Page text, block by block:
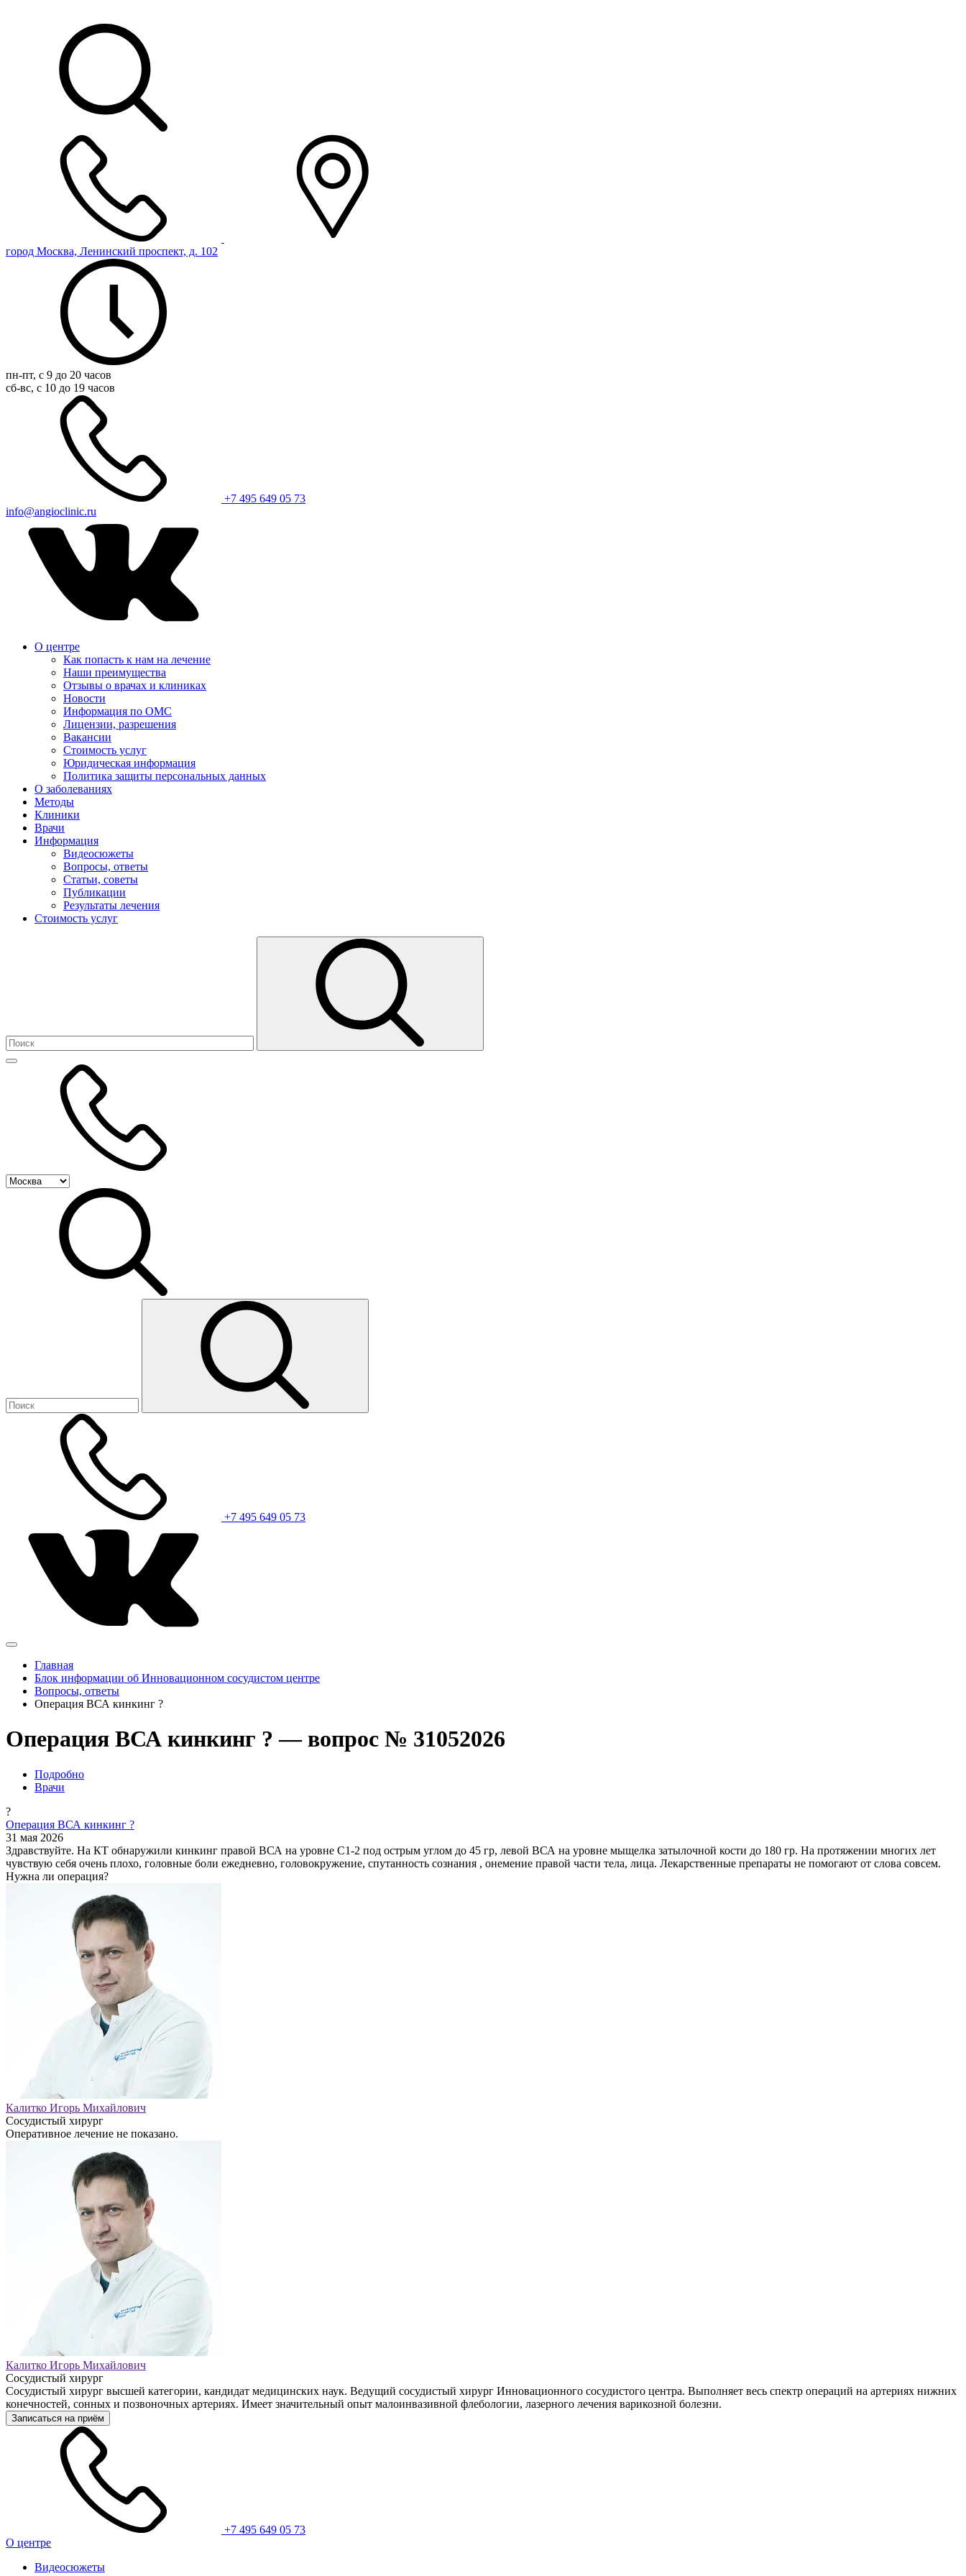
город Москва, Ленинский проспект, д. 102
пн-пт, с 9 до 20 часов
сб-вс, с 10 до 19 часов
+7 495 649 05 73
info@angioclinic.ru
О центре
Как попасть к нам на лечение
Наши преимущества
Отзывы о врачах и клиниках
Новости
Информация по ОМС
Лицензии, разрешения
Вакансии
Стоимость услуг
Юридическая информация
Политика защиты персональных данных
О заболеваниях
Методы
Клиники
Врачи
Информация
Видеосюжеты
Вопросы, ответы
Статьи, советы
Публикации
Результаты лечения
Стоимость услуг
+7 495 649 05 73
Главная
Блок информации об Инновационном сосудистом центре
Вопросы, ответы
Операция ВСА кинкинг ?
Операция ВСА кинкинг ? — вопрос № 31052026
Подробно
Врачи
?
Операция ВСА кинкинг ?
31 мая 2026
Здравствуйте. На КТ обнаружили кинкинг правой ВСА на уровне С1-2 под острым углом до 45 гр, левой ВСА на уровне мыщелка затылочной кости до 180 гр. На протяжении многих лет
чувствую себя очень плохо, головные боли ежедневно, головокружение, спутанность сознания , онемение правой части тела, лица. Лекарственные препараты не помогают от слова совсем.
Нужна ли операция?
Калитко Игорь Михайлович
Сосудистый хирург
Оперативное лечение не показано.
Калитко Игорь Михайлович
Сосудистый хирург
Сосудистый хирург высшей категории, кандидат медицинских наук. Ведущий сосудистый хирург Инновационного сосудистого центра. Выполняет весь спектр операций на артериях нижних
конечностей, сонных и позвоночных артериях. Имеет значительный опыт малоинвазивной флебологии, лазерного лечения варикозной болезни.
Записаться на приём
+7 495 649 05 73
О центре
Видеосюжеты